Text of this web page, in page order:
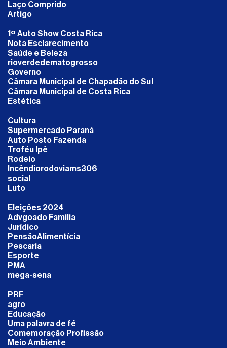
Laço Comprido
Artigo
1º Auto Show Costa Rica
Nota Esclarecimento
Saúde e Beleza
rioverdedematogrosso
Governo
Câmara Municipal de Chapadão do Sul
Câmara Municipal de Costa Rica
Estética
Cultura
Supermercado Paraná
Auto Posto Fazenda
Troféu Ipê
Rodeio
Incêndiorodoviams306
social
Luto
Eleições 2024
Advgoado Familia
Jurídico
PensãoAlimentícia
Pescaria
Esporte
PMA
mega-sena
PRF
agro
Educação
Uma palavra de fé
Comemoração Profissão
Meio Ambiente